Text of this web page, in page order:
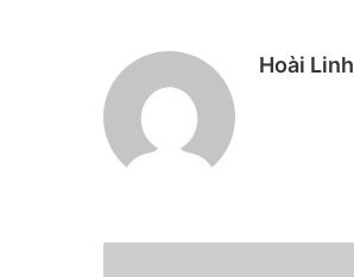
Hoài Linh